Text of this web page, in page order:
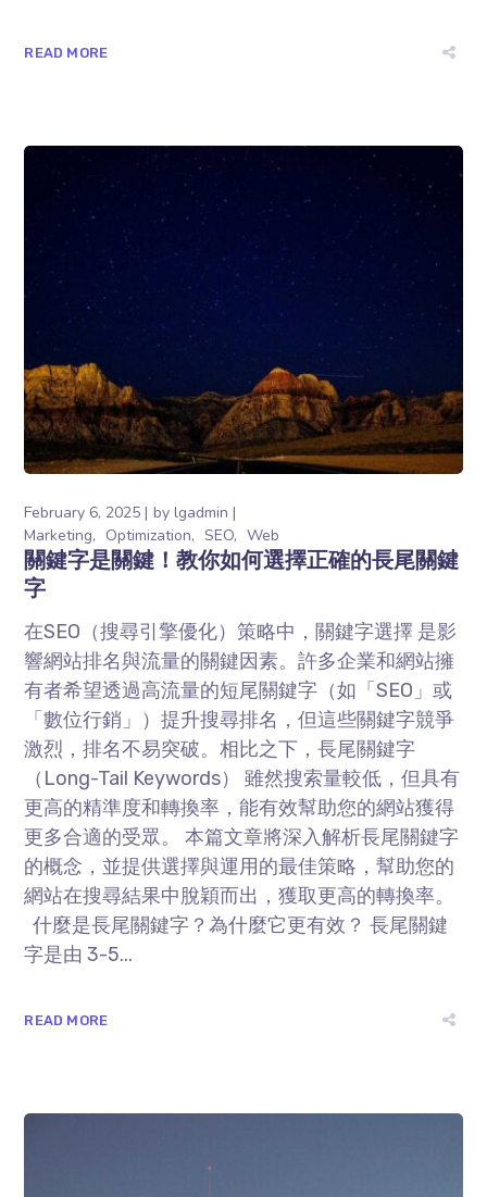
READ MORE
February 6, 2025 bylgadmin
Marketing
Optimization SEO Web
關鍵字是關鍵！教你如何選擇正確的長尾關鍵
字
在SEO（搜尋引擎優化）策略中，關鍵字選擇 是影
響網站排名與流量的關鍵因素。許多企業和網站擁
有者希望透過高流量的短尾關鍵字（如「SEO」或
「數位行銷」）提升搜尋排名，但這些關鍵字競爭
激烈，排名不易突破。相比之下，長尾關鍵字
（Long-Tail Keywords） 雖然搜索量較低，但具有
更高的精準度和轉換率，能有效幫助您的網站獲得
更多合適的受眾。 本篇文章將深入解析長尾關鍵字
的概念，並提供選擇與運用的最佳策略，幫助您的
網站在搜尋結果中脫穎而出，獲取更高的轉換率。
什麼是長尾關鍵字？為什麼它更有效？ 長尾關鍵
字是由 3-5...
READ MORE